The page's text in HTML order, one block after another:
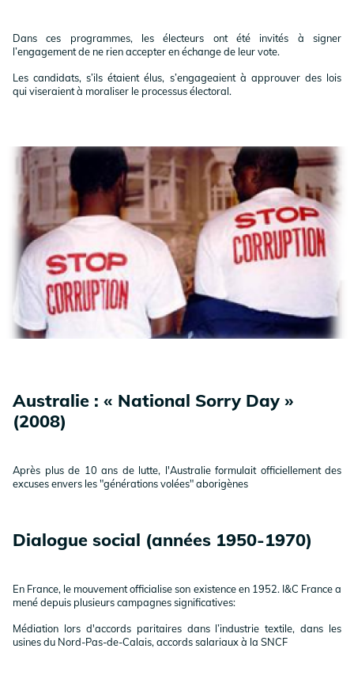
Dans ces programmes, les électeurs ont été invités à signer
l’engagement de ne rien accepter en échange de leur vote.
Les candidats, s’ils étaient élus, s’engageaient à approuver des lois
qui viseraient à moraliser le processus électoral.
Australie : « National Sorry Day »
(2008)
Après plus de 10 ans de lutte, l'Australie formulait officiellement des
excuses envers les "générations volées" aborigènes
Dialogue social (années 1950-1970)
En France, le mouvement officialise son existence en 1952. I&C France a
mené depuis plusieurs campagnes significatives:
Médiation lors d'accords paritaires dans l’industrie textile, dans les
usines du Nord-Pas-de-Calais, accords salariaux à la SNCF